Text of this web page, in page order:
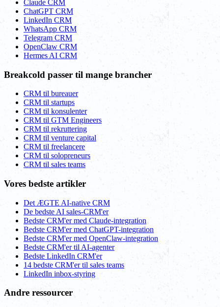
Claude CRM
ChatGPT CRM
LinkedIn CRM
WhatsApp CRM
Telegram CRM
OpenClaw CRM
Hermes AI CRM
Breakcold passer til mange brancher
CRM til bureauer
CRM til startups
CRM til konsulenter
CRM til GTM Engineers
CRM til rekruttering
CRM til venture capital
CRM til freelancere
CRM til solopreneurs
CRM til sales teams
Vores bedste artikler
Det ÆGTE AI-native CRM
De bedste AI sales-CRM'er
Bedste CRM'er med Claude-integration
Bedste CRM'er med ChatGPT-integration
Bedste CRM'er med OpenClaw-integration
Bedste CRM'er til AI-agenter
Bedste LinkedIn CRM'er
14 bedste CRM'er til sales teams
LinkedIn inbox-styring
Andre ressourcer